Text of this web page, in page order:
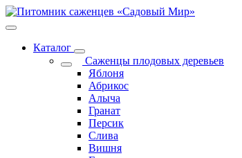
Каталог
Саженцы плодовых деревьев
Яблоня
Абрикос
Алыча
Гранат
Персик
Слива
Вишня